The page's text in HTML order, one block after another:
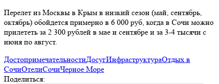
Перелет из Москвы в Крым в низкий сезон (май, сентябрь,
октябрь) обойдется примерно в 6 000 руб, когда в Сочи можно
прилететь за 2 300 рублей в мае и сентябре и за 3-4 тысячи с
июня по август.
ДостопримечательностиДосугИнфраструктураОтдых в
СочиОтелиСочиЧерное Море
Поделиться: